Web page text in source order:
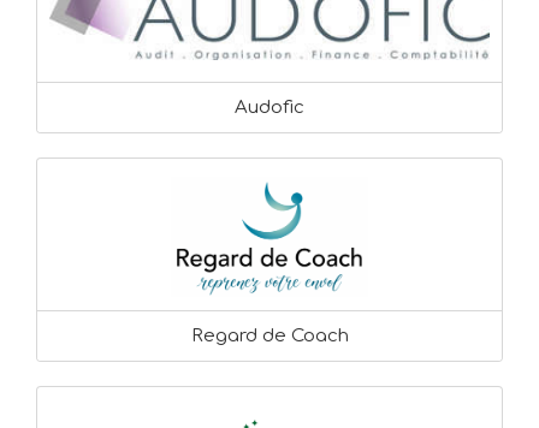
Audofic
Regard de Coach